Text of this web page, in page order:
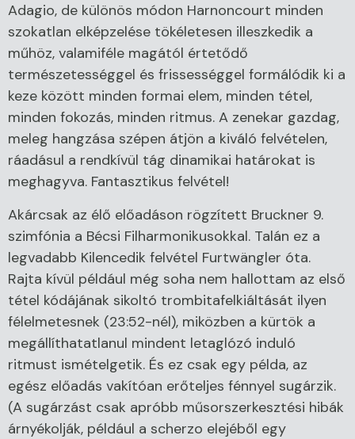
Adagio, de különös módon Harnoncourt minden
szokatlan elképzelése tökéletesen illeszkedik a
műhöz, valamiféle magától értetődő
természetességgel és frissességgel formálódik ki a
keze között minden formai elem, minden tétel,
minden fokozás, minden ritmus. A zenekar gazdag,
meleg hangzása szépen átjön a kiváló felvételen,
ráadásul a rendkívül tág dinamikai határokat is
meghagyva. Fantasztikus felvétel!
Akárcsak az élő előadáson rögzített Bruckner 9.
szimfónia a Bécsi Filharmonikusokkal. Talán ez a
legvadabb Kilencedik felvétel Furtwängler óta.
Rajta kívül például még soha nem hallottam az első
tétel kódájának sikoltó trombitafelkiáltását ilyen
félelmetesnek (23:52-nél), miközben a kürtök a
megállíthatatlanul mindent letaglózó induló
ritmust ismételgetik. És ez csak egy példa, az
egész előadás vakítóan erőteljes fénnyel sugárzik.
(A sugárzást csak apróbb műsorszerkesztési hibák
árnyékolják, például a scherzo elejéből egy